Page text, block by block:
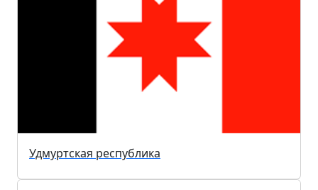
Удмуртская республика